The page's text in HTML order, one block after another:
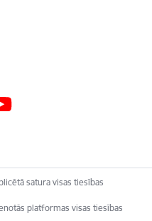
satura visas tiesības
platformas visas tiesības